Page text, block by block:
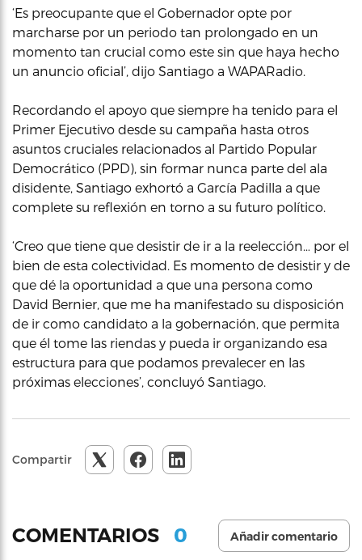
‘Es preocupante que el Gobernador opte por
marcharse por un periodo tan prolongado en un
momento tan crucial como este sin que haya hecho
un anuncio oficial’, dijo Santiago a WAPARadio.
Recordando el apoyo que siempre ha tenido para el
Primer Ejecutivo desde su campaña hasta otros
asuntos cruciales relacionados al Partido Popular
Democrático (PPD), sin formar nunca parte del ala
disidente, Santiago exhortó a García Padilla a que
complete su reflexión en torno a su futuro político.
‘Creo que tiene que desistir de ir a la reelección… por el
bien de esta colectividad. Es momento de desistir y de
que dé la oportunidad a que una persona como
David Bernier, que me ha manifestado su disposición
de ir como candidato a la gobernación, que permita
que él tome las riendas y pueda ir organizando esa
estructura para que podamos prevalecer en las
próximas elecciones’, concluyó Santiago.
Compartir
COMENTARIOS 0 Añadir comentario